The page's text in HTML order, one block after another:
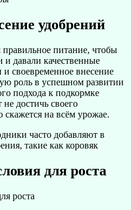
удобрений
питание, чтобы
и давали качественные
своевременное внесение
роль в успешном развитии
подхода к подкормке
достичь своего
скажется на всём урожае.
часто добавляют в
такие как коровяк
для роста